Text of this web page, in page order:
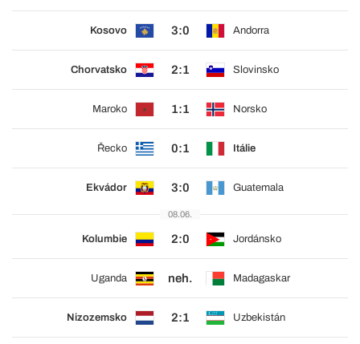
Kosovo 3:0 Andorra
Chorvatsko 2:1 Slovinsko
Maroko 1:1 Norsko
Řecko 0:1 Itálie
Ekvádor 3:0 Guatemala
08.06.
Kolumbie 2:0 Jordánsko
Uganda neh. Madagaskar
Nizozemsko 2:1 Uzbekistán